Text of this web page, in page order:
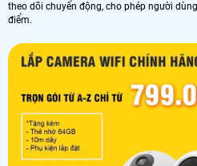
theo dõi chuyển động, cho phép người
điểm.